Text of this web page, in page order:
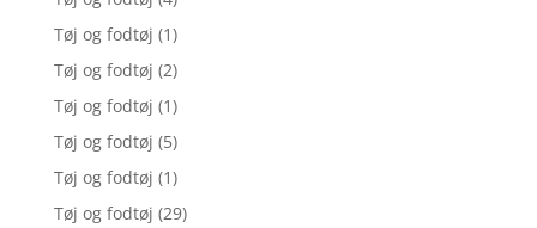
Tøj og fodtøj (1)
Tøj og fodtøj (2)
Tøj og fodtøj (1)
Tøj og fodtøj (5)
Tøj og fodtøj (1)
Tøj og fodtøj (29)